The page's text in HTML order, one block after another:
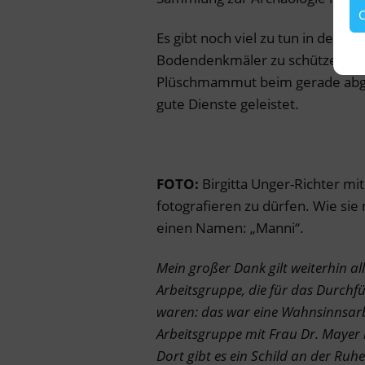
Es gibt noch viel zu tun in der
Bodendenkmäler zu schützen.
Plüschmammut beim gerade
gute Dienste geleistet.
FOTO: Birgitta Unger-Richter
fotografieren zu dürfen. Wie
einen Namen: „Manni“.
Mein großer Dank gilt weiterhin
Arbeitsgruppe, die für das
waren: das war eine
Arbeitsgruppe mit Frau Dr.
Dort gibt es ein Schild an der